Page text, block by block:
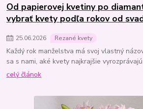
Od papierovej kvetiny po
vybrať kvety podľa rokov od
25.06.2026 Rezané kvety
Každý rok manželstva má svoj vlastný
sa s nami, aké kvety najkrajšie
celý článok